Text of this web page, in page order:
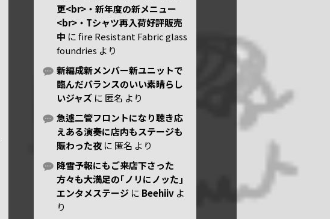
更<br>・新年度の新メニュー
<br>・Tシャツ再入荷好評販売
中 にfire Resistant Fabric glass
foundries より
新編成新メンバー新ユニットで
臨んだバランスのいい素晴らし
いジャズ に 匿名 より
急遽二管フロントになり聴き応
えある演奏に店内もステージも
賑わった夜 に 匿名 より
降雪予報にもご来店下さった
方々も大満足の｢ノリにノッた｣
エンタメステージ に Beehiiv よ
り